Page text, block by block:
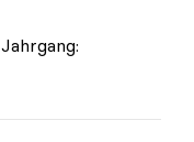
Jahrgang: